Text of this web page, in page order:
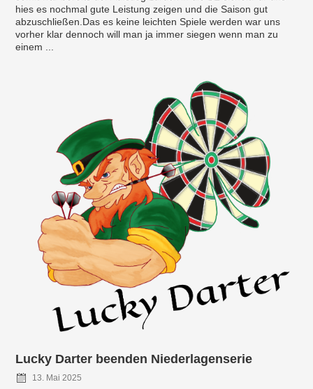
hies es nochmal gute Leistung zeigen und die Saison gut
abzuschließen.Das es keine leichten Spiele werden war uns
vorher klar dennoch will man ja immer siegen wenn man zu
einem ...
Lucky Darter beenden Niederlagenserie
13. Mai 2025